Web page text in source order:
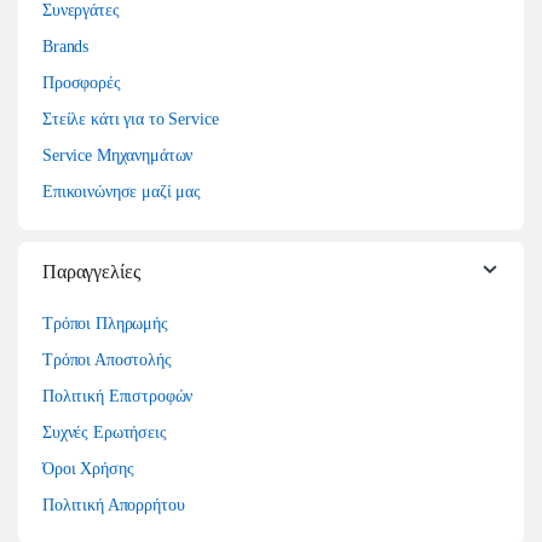
Συνεργάτες
Brands
Προσφορές
Στείλε κάτι για το Service
Service Μηχανημάτων
Επικοινώνησε μαζί μας
Παραγγελίες
Τρόποι Πληρωμής
Τρόποι Αποστολής
Πολιτική Επιστροφών
Συχνές Ερωτήσεις
Όροι Χρήσης
Πολιτική Απορρήτου